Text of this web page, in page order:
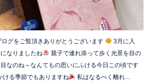
グをご覧頂きありがとうございます
3月に入
なりましたね
親子で連れ添って歩く光景を目の
なのね～なんてもの思いにふける今日この頃です
ける季節でもありますね
私はなるべく離れ…